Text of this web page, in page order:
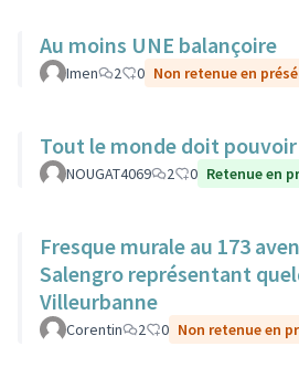
Au moins UNE balançoire
Imen 2 0 Non retenue en
Tout le monde doit
NOUGAT4069 2 0 Retenue en
Fresque murale au 173
Salengro représentant
Villeurbanne
Corentin 2 0 Non retenue en